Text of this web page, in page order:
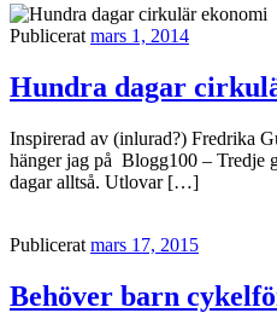
Publicerat mars 1, 2014
Hundra dagar
Inspirerad av (inlurad?) Fredrika
hänger jag på Blogg100 – Tredje
dagar alltså. Utlovar […]
Publicerat mars 17, 2015
Behöver barn